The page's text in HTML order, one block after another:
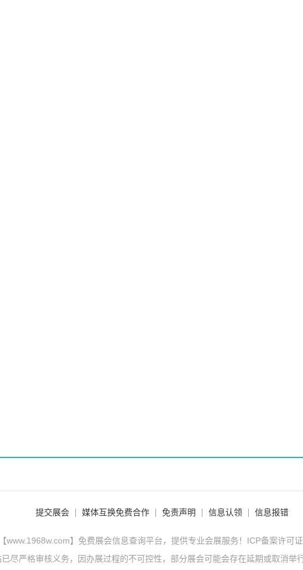
提交展会 媒体互换免费合作 免责声明 信息认领 信息报错
www.1968w.com】免费展会信息查询平台，提供专业会展服务！ICP备案许可证
尽严格审核义务，因办展过程的不可控性，部分展会可能会存在延期或取消举